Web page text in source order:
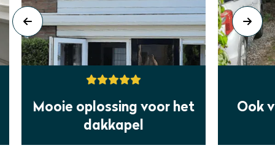
Ook voor ramen buiten
de deur